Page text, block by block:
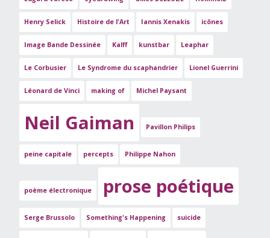
Henry Selick Histoire de l'Art Iannis Xenakis icônes
Image Bande Dessinée Kalff kunstbar Leaphar
Le Corbusier Le Syndrome du scaphandrier Lionel Guerrini
Léonard de Vinci making of Michel Paysant
Neil Gaiman Pavillon Philips
peine capitale percepts Philippe Nahon
poème électronique prose poétique
Serge Brussolo Something's Happening suicide